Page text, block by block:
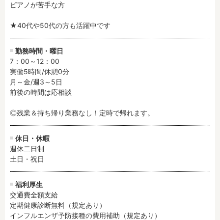
ピアノが苦手な方
★40代や50代の方も活躍中です
勤務時間・曜日
7：00～12：00
実働5時間/休憩0分
月～金/週3～5日
前後の時間は応相談
◎残業＆持ち帰り業務なし！定時で帰れます。
休日・休暇
週休二日制
土日・祝日
福利厚生
交通費全額支給
定期健康診断無料（規定あり）
インフルエンザ予防接種の費用補助（規定あり）